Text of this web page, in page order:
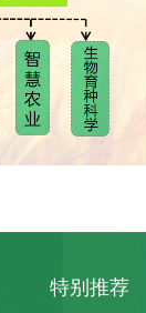
特别推荐